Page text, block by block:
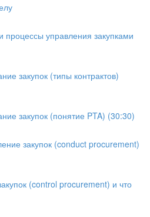
процессы управления закупками
закупок (типы контрактов)
закупок (понятие PTA) (30:30)
закупок (conduct procurement)
(control procurement) и что